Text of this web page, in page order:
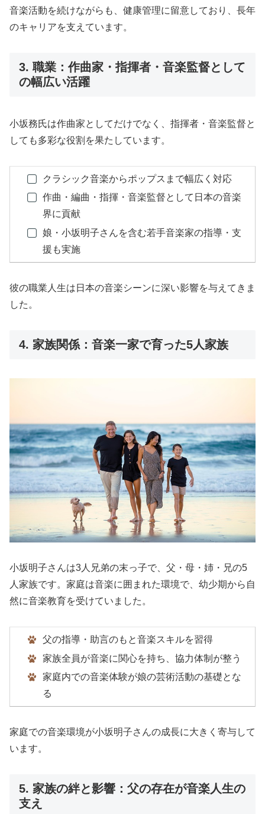
音楽活動を続けながらも、健康管理に留意しており、長年
のキャリアを支えています。
3. 職業：作曲家・指揮者・音楽監督として
の幅広い活躍
小坂務氏は作曲家としてだけでなく、指揮者・音楽監督と
しても多彩な役割を果たしています。
クラシック音楽からポップスまで幅広く対応
作曲・編曲・指揮・音楽監督として日本の音楽
界に貢献
娘・小坂明子さんを含む若手音楽家の指導・支
援も実施
彼の職業人生は日本の音楽シーンに深い影響を与えてきま
した。
4. 家族関係：音楽一家で育った5人家族
小坂明子さんは3人兄弟の末っ子で、父・母・姉・兄の5
人家族です。家庭は音楽に囲まれた環境で、幼少期から自
然に音楽教育を受けていました。
父の指導・助言のもと音楽スキルを習得
家族全員が音楽に関心を持ち、協力体制が整う
家庭内での音楽体験が娘の芸術活動の基礎とな
る
家庭での音楽環境が小坂明子さんの成長に大きく寄与して
います。
5. 家族の絆と影響：父の存在が音楽人生の
支え